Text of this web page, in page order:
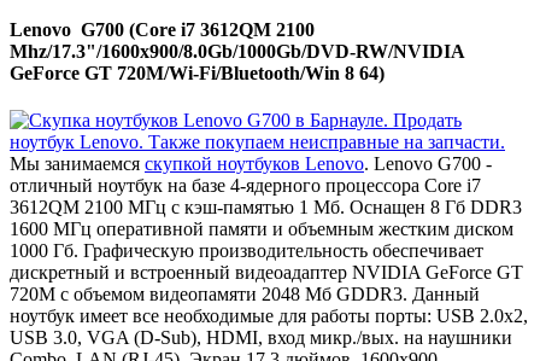
Lenovo G700 (Core i7 3612QM 2100
Mhz/17.3"/1600x900/8.0Gb/1000Gb/DVD-RW/NVIDIA
GeForce GT 720M/Wi-Fi/Bluetooth/Win 8 64)
Мы занимаемся скупкой ноутбуков Lenovo. Lenovo G700 -
отличный ноутбук на базе 4-ядерного процессора Core i7
3612QM 2100 МГц с кэш-памятью 1 Мб. Оснащен 8 Гб DDR3
1600 МГц оперативной памяти и объемным жестким диском
1000 Гб. Графическую производительность обеспечивает
дискретный и встроенный видеоадаптер NVIDIA GeForce GT
720M с объемом видеопамяти 2048 Мб GDDR3. Данный
ноутбук имеет все необходимые для работы порты: USB 2.0x2,
USB 3.0, VGA (D-Sub), HDMI, вход микр./вых. на наушники